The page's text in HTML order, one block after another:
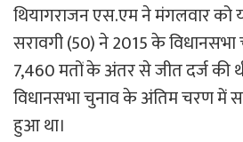
थियागराजन एस.एम ने मंगलवार को
सरावगी (50) ने 2015 के
7,460 मतों के अंतर से जीत दर्ज की
विधानसभा चुनाव के अंतिम चरण में
हुआ था।